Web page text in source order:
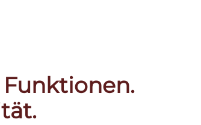
Funktionen.